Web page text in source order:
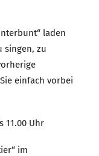
laden
singen, zu
einfach vorbei
Uhr
im